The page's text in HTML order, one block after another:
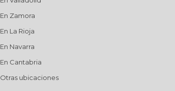
En Zamora
En La Rioja
En Navarra
En Cantabria
Otras ubicaciones